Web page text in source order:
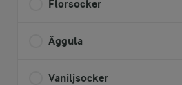
Florsocker
Äggula
Vaniljsocker